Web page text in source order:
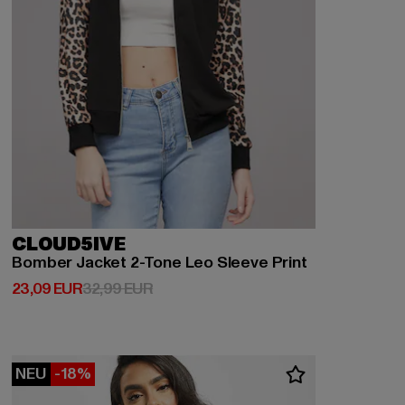
CLOUD5IVE
Bomber Jacket 2-Tone Leo Sleeve Print
23,09 EUR
Derzeitiger Preis: 23,09 EUR
32,99 EURAktionspreis: 32,99 EUR
NEU -18%